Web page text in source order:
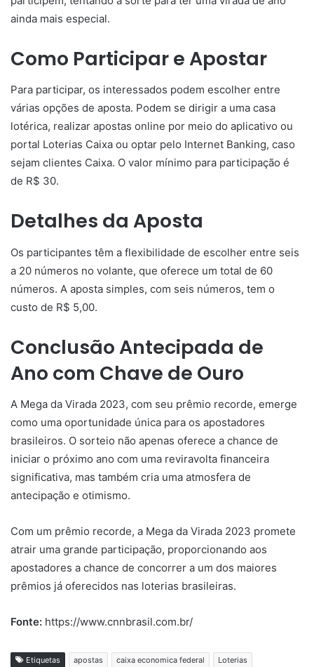
ainda mais especial.
Como Participar e Apostar
Para participar, os interessados podem escolher entre
várias opções de aposta. Podem se dirigir a uma casa
lotérica, realizar apostas online por meio do aplicativo ou
portal Loterias Caixa ou optar pelo Internet Banking, caso
sejam clientes Caixa. O valor mínimo para participação é
de R$ 30.
Detalhes da Aposta
Os participantes têm a flexibilidade de escolher entre seis
a 20 números no volante, que oferece um total de 60
números. A aposta simples, com seis números, tem o
custo de R$ 5,00.
Conclusão Antecipada de
Ano com Chave de Ouro
A Mega da Virada 2023, com seu prêmio recorde, emerge
como uma oportunidade única para os apostadores
brasileiros. O sorteio não apenas oferece a chance de
iniciar o próximo ano com uma reviravolta financeira
significativa, mas também cria uma atmosfera de
antecipação e otimismo.
Com um prêmio recorde, a Mega da Virada 2023 promete
atrair uma grande participação, proporcionando aos
apostadores a chance de concorrer a um dos maiores
prêmios já oferecidos nas loterias brasileiras.
Fonte: https://www.cnnbrasil.com.br/
Etiquetas apostas caixa economica federal Loterias